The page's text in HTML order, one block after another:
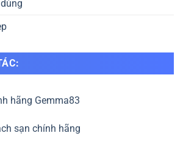
hãng Gemma83
sạn chính hãng